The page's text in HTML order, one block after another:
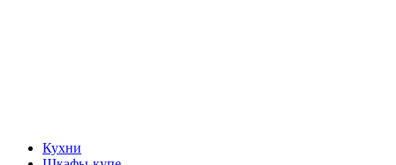
Кухни